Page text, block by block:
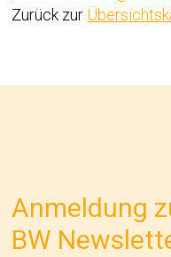
Zurück zur
Anmeldung
BW